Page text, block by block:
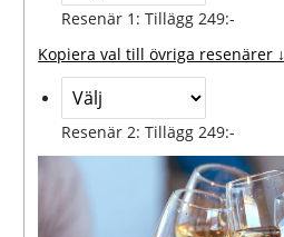
Resenär 1: Tillägg 249:-
Kopiera val till övriga resenärer ↓
Resenär 2: Tillägg 249:-